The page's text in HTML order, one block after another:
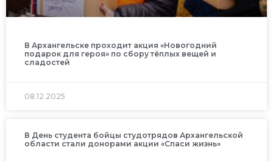
В Архангельске проходит акция «Новогодний
подарок для героя» по сбору тёплых вещей и
сладостей
08.12.2025
В День студента бойцы студотрядов Архангельской
области стали донорами акции «Спаси жизнь»